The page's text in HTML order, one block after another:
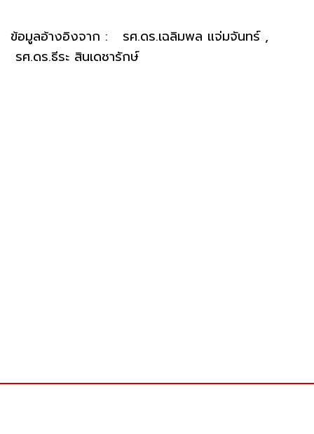
ข้อมูลอ้างอิงจาก : รศ.ดร.เฉลิมพล แจ่มจันทร์ ,
รศ.ดร.ธีระ สินเดชารักษ์